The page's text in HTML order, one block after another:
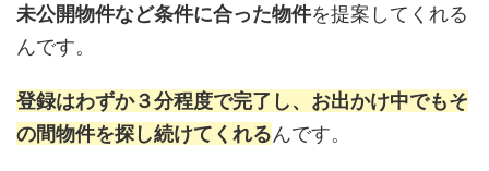
未公開物件など条件に合った物件を提案してくれる
んです。
登録はわずか３分程度で完了し、お出かけ中でもそ
の間物件を探し続けてくれるんです。